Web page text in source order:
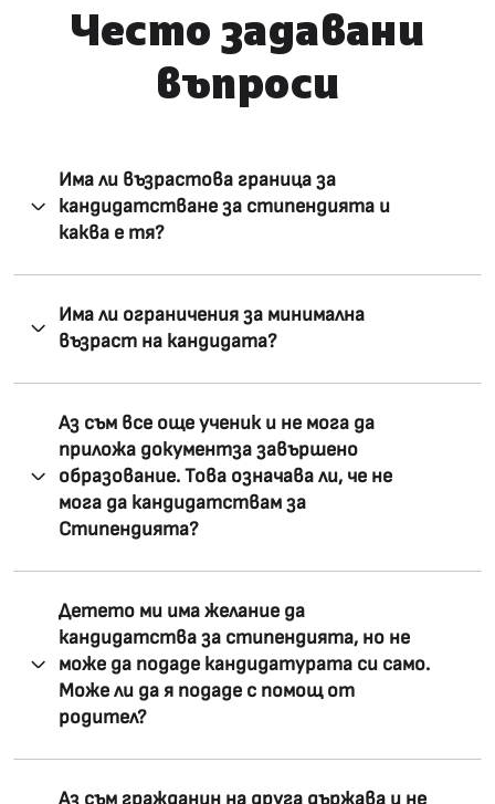
Често задавани
въпроси
Има ли възрастова граница за
кандидатстване за стипендията и
каква е тя?
Има ли ограничения за минимална
възраст на кандидата?
Аз съм все още ученик и не мога да
приложа документза завършено
образование. Това означава ли, че не
мога да кандидатствам за
Стипендията?
Детето ми има желание да
кандидатства за стипендията, но не
може да подаде кандидатурата си само.
Може ли да я подаде с помощ от
родител?